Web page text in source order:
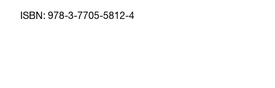
ISBN: 978-3-7705-5812-4